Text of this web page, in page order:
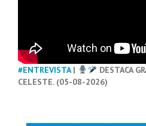
#ENTREVISTA|
DESTACA
CELESTE. (05-08-2026)